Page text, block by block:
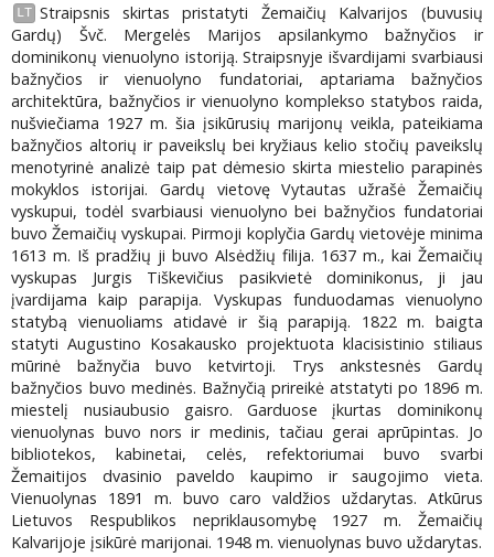
LT Straipsnis skirtas pristatyti Žemaičių Kalvarijos (buvusių
Gardų) Švč. Mergelės Marijos apsilankymo bažnyčios ir
dominikonų vienuolyno istoriją. Straipsnyje išvardijami svarbiausi
bažnyčios ir vienuolyno fundatoriai, aptariama bažnyčios
architektūra, bažnyčios ir vienuolyno komplekso statybos raida,
nušviečiama 1927 m. šia įsikūrusių marijonų veikla, pateikiama
bažnyčios altorių ir paveikslų bei kryžiaus kelio stočių paveikslų
menotyrinė analizė taip pat dėmesio skirta miestelio parapinės
mokyklos istorijai. Gardų vietovę Vytautas užrašė Žemaičių
vyskupui, todėl svarbiausi vienuolyno bei bažnyčios fundatoriai
buvo Žemaičių vyskupai. Pirmoji koplyčia Gardų vietovėje minima
1613 m. Iš pradžių ji buvo Alsėdžių filija. 1637 m., kai Žemaičių
vyskupas Jurgis Tiškevičius pasikvietė dominikonus, ji jau
įvardijama kaip parapija. Vyskupas funduodamas vienuolyno
statybą vienuoliams atidavė ir šią parapiją. 1822 m. baigta
statyti Augustino Kosakausko projektuota klacisistinio stiliaus
mūrinė bažnyčia buvo ketvirtoji. Trys ankstesnės Gardų
bažnyčios buvo medinės. Bažnyčią prireikė atstatyti po 1896 m.
miestelį nusiaubusio gaisro. Garduose įkurtas dominikonų
vienuolynas buvo nors ir medinis, tačiau gerai aprūpintas. Jo
bibliotekos, kabinetai, celės, refektoriumai buvo svarbi
Žemaitijos dvasinio paveldo kaupimo ir saugojimo vieta.
Vienuolynas 1891 m. buvo caro valdžios uždarytas. Atkūrus
Lietuvos Respublikos nepriklausomybę 1927 m. Žemaičių
Kalvarijoje įsikūrė marijonai. 1948 m. vienuolynas buvo uždarytas.